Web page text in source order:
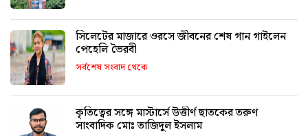
সিলেটের মাজারে ওরসে জীবনের শেষ গান গাইলেন
পেহেলি ভৈরবী
সর্বশেষ সংবাদ থেকে
কৃতিত্বের সঙ্গে মাস্টার্সে উত্তীর্ণ ছাতকের তরুণ
সাংবাদিক মোঃ তাজিদুল ইসলাম